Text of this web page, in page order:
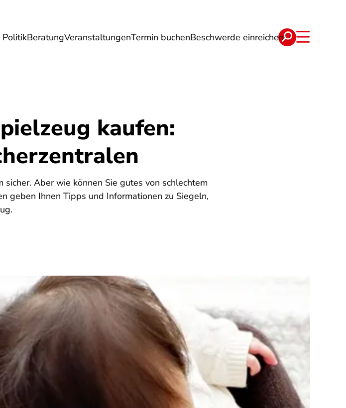
PolitikBeratungVeranstaltungenTermin buchenBeschwerde einreichen
Digitales Energie & Wohnen Lebensmittel & Ernährung
kaufen:
Aber wie können Sie gutes von schlechtem
geben Ihnen Tipps und Informationen zu Siegeln,